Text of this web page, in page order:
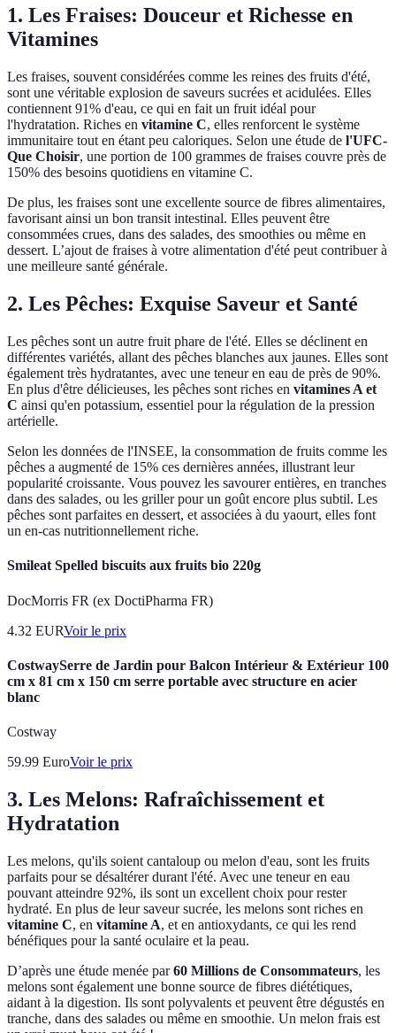
1. Les Fraises: Douceur et Richesse en
Vitamines
Les fraises, souvent considérées comme les reines des fruits d'été,
sont une véritable explosion de saveurs sucrées et acidulées. Elles
contiennent 91% d'eau, ce qui en fait un fruit idéal pour
l'hydratation. Riches en vitamine C, elles renforcent le système
immunitaire tout en étant peu caloriques. Selon une étude de l'UFC-
Que Choisir, une portion de 100 grammes de fraises couvre près de
150% des besoins quotidiens en vitamine C.
De plus, les fraises sont une excellente source de fibres alimentaires,
favorisant ainsi un bon transit intestinal. Elles peuvent être
consommées crues, dans des salades, des smoothies ou même en
dessert. L’ajout de fraises à votre alimentation d'été peut contribuer à
une meilleure santé générale.
2. Les Pêches: Exquise Saveur et Santé
Les pêches sont un autre fruit phare de l'été. Elles se déclinent en
différentes variétés, allant des pêches blanches aux jaunes. Elles sont
également très hydratantes, avec une teneur en eau de près de 90%.
En plus d'être délicieuses, les pêches sont riches en vitamines A et
C ainsi qu'en potassium, essentiel pour la régulation de la pression
artérielle.
Selon les données de l'INSEE, la consommation de fruits comme les
pêches a augmenté de 15% ces dernières années, illustrant leur
popularité croissante. Vous pouvez les savourer entières, en tranches
dans des salades, ou les griller pour un goût encore plus subtil. Les
pêches sont parfaites en dessert, et associées à du yaourt, elles font
un en-cas nutritionnellement riche.
Smileat Spelled biscuits aux fruits bio 220g
DocMorris FR (ex DoctiPharma FR)
4.32 EURVoir le prix
CostwaySerre de Jardin pour Balcon Intérieur & Extérieur 100
cm x 81 cm x 150 cm serre portable avec structure en acier
blanc
Costway
59.99 EuroVoir le prix
3. Les Melons: Rafraîchissement et
Hydratation
Les melons, qu'ils soient cantaloup ou melon d'eau, sont les fruits
parfaits pour se désaltérer durant l'été. Avec une teneur en eau
pouvant atteindre 92%, ils sont un excellent choix pour rester
hydraté. En plus de leur saveur sucrée, les melons sont riches en
vitamine C, en vitamine A, et en antioxydants, ce qui les rend
bénéfiques pour la santé oculaire et la peau.
D’après une étude menée par60 Millions de Consommateurs, les
melons sont également une bonne source de fibres diététiques,
aidant à la digestion. Ils sont polyvalents et peuvent être dégustés en
tranche, dans des salades ou même en smoothie. Un melon frais est